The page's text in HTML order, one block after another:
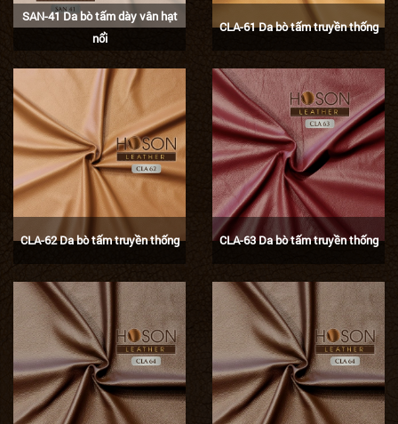
SAN-41 Da bò tấm dày vân hạt
nổi
CLA-61 Da bò tấm truyền thống
CLA-62 Da bò tấm truyền thống CLA-63 Da bò tấm truyền thống